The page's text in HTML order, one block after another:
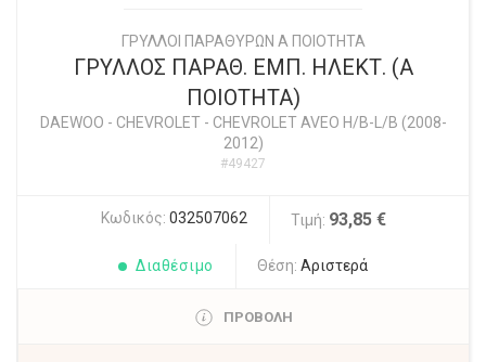
ΓΡΥΛΛΟΙ ΠΑΡΑΘΥΡΩΝ Α ΠΟΙΟΤΗΤΑ
ΓΡΥΛΛΟΣ ΠΑΡΑΘ. ΕΜΠ. ΗΛΕΚΤ. (Α
ΠΟΙΟΤΗΤΑ)
DAEWOO - CHEVROLET- CHEVROLET AVEO H/B-L/B (2008-
2012)
#49427
Κωδικός: 032507062 Τιμή: 93,85 €
Διαθέσιμο Θέση: Αριστερά
ΠΡΟΒΟΛΗ